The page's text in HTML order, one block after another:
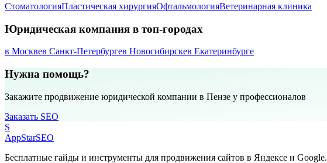
СтоматологияПластическая хирургияОфтальмологияВетеринарная клиника
Юридическая компания в топ-городах
в Москвев Санкт-Петербургев Новосибирскев Екатеринбурге
Нужна помощь?
Закажите продвижение юридической компании в Пензе у профессионалов
Заказать SEO
S
AppStarSEO
Бесплатные гайды и инструменты для продвижения сайтов в Яндексе и Google.